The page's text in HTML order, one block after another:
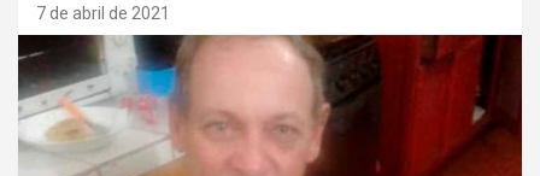
7 de abril de 2021